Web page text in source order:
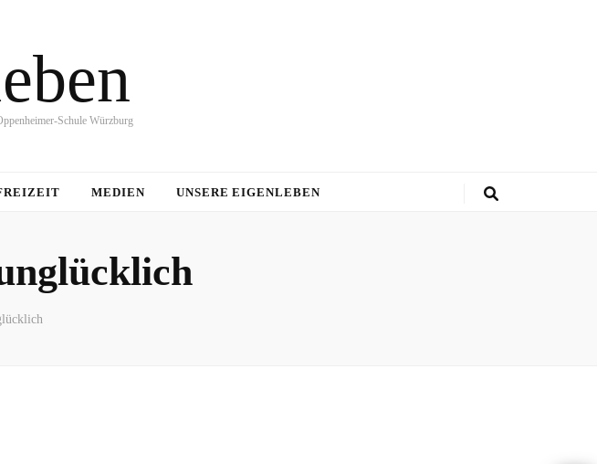
Schule Würzburg
MEDIEN UNSERE EIGENLEBEN